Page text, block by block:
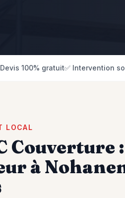
Devis 100% gratuit✅ Intervention
LOCAL
Couverture
à